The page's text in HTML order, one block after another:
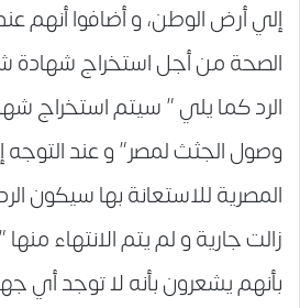
إلي أرض الوطن، و أضافوا أنهم
الصحة من أجل استخراج شهادة
الرد كما يلي ” سيتم استخراج
وصول الجثث لمصر” و عند التوجه
المصرية للاستعانة بها سيكون
زالت جارية و لم يتم الانتهاء
بأنهم يشعرون بأنه لا توجد أي